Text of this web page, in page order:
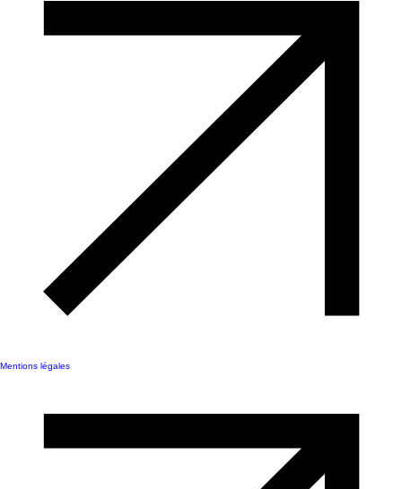
Mentions légales